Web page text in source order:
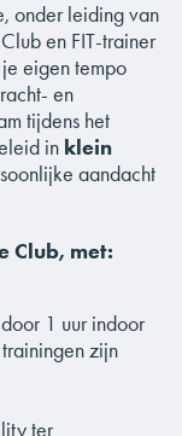
onder leiding van
en FIT-trainer
eigen tempo
en
tijdens het
in klein
aandacht
Club, met:
1 uur indoor
zijn
ter